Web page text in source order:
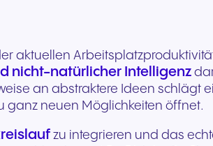
aktuellen
nicht-natürlicher Intelligenz
an abstraktere Ideen schlägt
ganz neuen Möglichkeiten öffnet.
zu integrieren und das